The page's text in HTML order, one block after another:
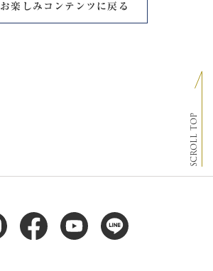
お楽しみコンテンツに戻る
SCROLL TOP